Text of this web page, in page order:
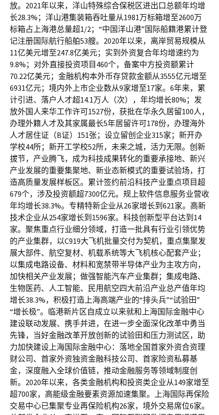
放。2021年以来，洋山特殊综合保税区进出口总额年均增
长28.3%；洋山港集装箱吞吐量从1981万标箱增至2600万
标箱占上海港总量超1/2；“中国洋山港”国际船籍港累计登
记注册国际航行船舶53艘。2020年以来，离岸贸易规模从
11亿美元增至247.8亿美元；实到外资复合年均增速约为
9.8%；对外直接投资项目460个，备案中方投资额累计
70.22亿美元；金融机构本外币存贷款金额从3555亿元增至
6931亿元；境内外上市企业数从9家增至17家。6年来，累
计引进、落户人才超14.1万人（次），年均增长80%；发
放外国人来华工作许可1527份，获批在华永久居留100人，
办理外籍人才及其家属最长5年居留许可178份，办理海外
人才居住证（B证）151张；设立留创企业315家；新开办
学校44所；新开工学校52所，未来之城，活力无限。创新
拔节，产业腾飞，成为科技成果转化的重要承接地、新兴
产业发展的重要集聚地、新业态新模式的重要试验场，打
造高质量发展样板区。累计签约前沿科技产业重点项目超
679个，涉及投资额超7300亿元。规上软件信息服务业营收
年均增长38.3%。专精特新企业从26家增长到621家。高新
技术企业从254家增长到1596家。科技创新型平台达到14
家。聚焦重点行业细分领域，打造一批具有行业引领优势
的产业集群，以C919大飞机批量交付为契机，重点集聚发
展大部件、航空复材、机载系统等大飞机核心配套产业；
以集成电路设备、材料和宽禁带半导体产业为主攻方向，
加快相关产业发展；做强智能汽车产业集群；集成电路、
生物医药、人工智能、民用航空四大前沿产业总产值年均
增长38.3%，积极打造上海高端产业的“排头兵”“试验田”
“增长极”。临港新片区自成立以来就和上海国际金融中心
建设联动发展、携手并进，在进一步全面深化改革中勇当
先锋，当好金融改革开放创新的试验田和压力测试区，助
力加快建设上海国际金融中心：落地全国首家外资合资理
财公司、首家外资独资金融科技公司、首家险资私募基
金，深度融入全球价值链，推动金融服务等领域制度创
新。2020年以来，各类金融机构和投资类企业从149家增至
超700家，高能级金融要素资源加速集聚。上海国际再保险
交易中心已集聚专业再保险机构26家，境外交易席位6家。